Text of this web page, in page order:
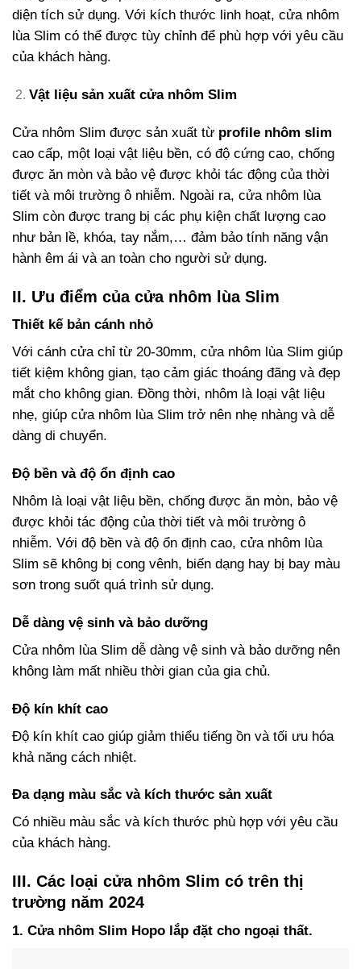
diện tích sử dụng. Với kích thước linh hoạt, cửa nhôm
lùa Slim có thể được tùy chỉnh để phù hợp với yêu cầu
của khách hàng.
Vật liệu sản xuất cửa nhôm Slim
Cửa nhôm Slim được sản xuất từ profile nhôm slim
cao cấp, một loại vật liệu bền, có độ cứng cao, chống
được ăn mòn và bảo vệ được khỏi tác động của thời
tiết và môi trường ô nhiễm. Ngoài ra, cửa nhôm lùa
Slim còn được trang bị các phụ kiện chất lượng cao
như bản lề, khóa, tay nắm,… đảm bảo tính năng vận
hành êm ái và an toàn cho người sử dụng.
II. Ưu điểm của cửa nhôm lùa Slim
Thiết kế bản cánh nhỏ
Với cánh cửa chỉ từ 20-30mm, cửa nhôm lùa Slim giúp
tiết kiệm không gian, tạo cảm giác thoáng đãng và đẹp
mắt cho không gian. Đồng thời, nhôm là loại vật liệu
nhẹ, giúp cửa nhôm lùa Slim trở nên nhẹ nhàng và dễ
dàng di chuyển.
Độ bền và độ ổn định cao
Nhôm là loại vật liệu bền, chống được ăn mòn, bảo vệ
được khỏi tác động của thời tiết và môi trường ô
nhiễm. Với độ bền và độ ổn định cao, cửa nhôm lùa
Slim sẽ không bị cong vênh, biến dạng hay bị bay màu
sơn trong suốt quá trình sử dụng.
Dễ dàng vệ sinh và bảo dưỡng
Cửa nhôm lùa Slim dễ dàng vệ sinh và bảo dưỡng nên
không làm mất nhiều thời gian của gia chủ.
Độ kín khít cao
Độ kín khít cao giúp giảm thiểu tiếng ồn và tối ưu hóa
khả năng cách nhiệt.
Đa dạng màu sắc và kích thước sản xuất
Có nhiều màu sắc và kích thước phù hợp với yêu cầu
của khách hàng.
III. Các loại cửa nhôm Slim có trên thị
trường năm 2024
1. Cửa nhôm Slim Hopo lắp đặt cho ngoại thất.